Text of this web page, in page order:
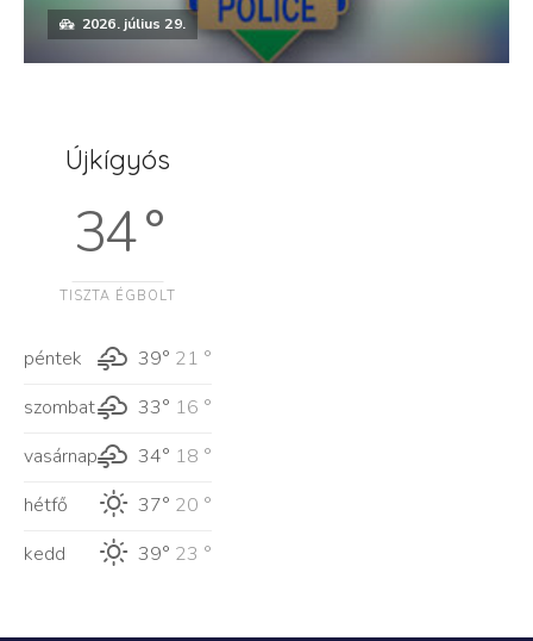
2026. július 29.
Újkígyós
34 °
TISZTA ÉGBOLT
péntek 39° 21 °
szombat
33° 16 °
vasárnap
34° 18 °
hétfő
37° 20 °
kedd
39° 23 °